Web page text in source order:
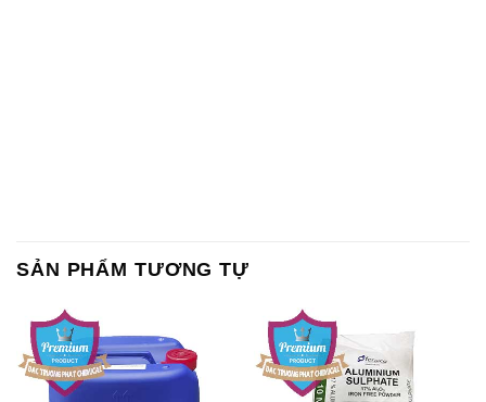
SẢN PHẨM TƯƠNG TỰ